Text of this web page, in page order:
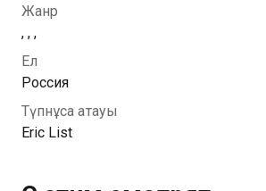
приключений попадает самое
1 маусымын Список Эрика
көру мүмкіндігіңіз бар, ол тегін
Жанр
, , ,
Ел
Россия
Түпнұсқа атауы
Eric List